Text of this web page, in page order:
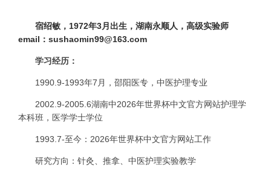
宿绍敏， 1972年3月出生，湖南永顺人，高级实验师
email ： sushaomin99@163.com
学习经历：
1990.9-1993年7月，邵阳医专，中医护理专业
2002.9-2005.6湖南中2026年世界杯中文官方网站护理学
本科班，医学学士学位
1993.7-至今：2026年世界杯中文官方网站工作
研究方向：针灸、推拿、中医护理实验教学